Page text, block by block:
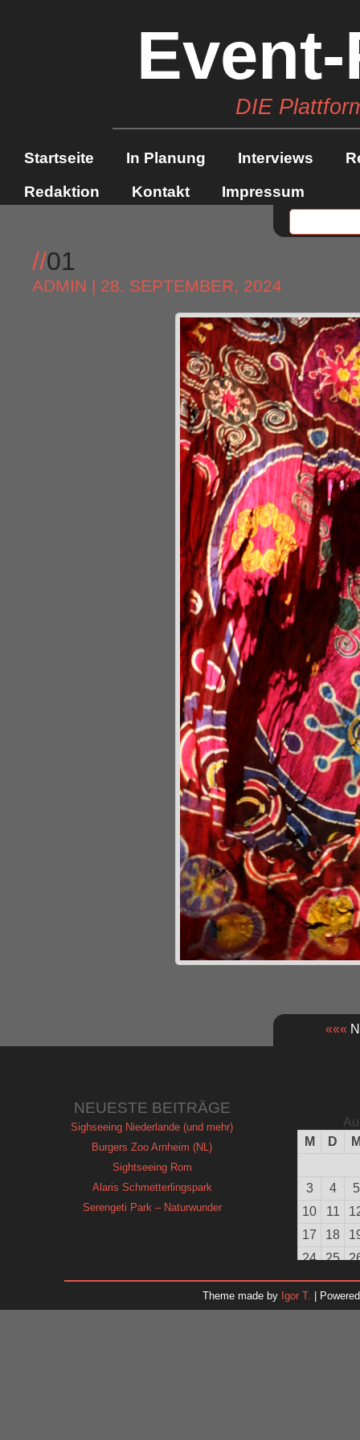
DIE
Startseite In Planung Interviews
Redaktion
Kontakt Impressum
//01
ADMIN | 28. SEPTEMBER, 2024
«««
NEUESTE BEITRÄGE
Sighseeing Niederlande (und mehr)
Burgers Zoo Arnheim (NL)
Sightseeing Rom
Alaris Schmetterlingspark
Serengeti Park – Naturwunder
M
D
3 4
5
10
11
17
18
24
25
31
Theme made by Igor T. |